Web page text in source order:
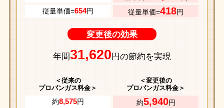
従量単価=654円 従量単価=418円
変更後の効果
年間31,620 円の節約を実現
＜従来の
プロパンガス料金＞
＜変更後の
プロパンガス料金＞
約8,575円 約5,940円